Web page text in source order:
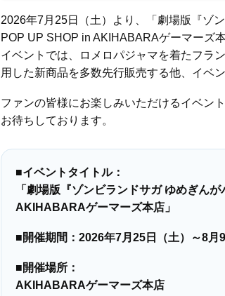
2026年7月25日（土）より、「劇場版『ゾ
POP UP SHOP in AKIHABARAゲーマーズ
イベントでは、ロメロパジャマを着たフラ
用した新商品を多数先行販売する他、イベ
ファンの皆様にお楽しみいただけるイベン
お待ちしております。
■イベントタイトル：
「劇場版『ゾンビランドサガ ゆめぎん
AKIHABARAゲーマーズ本店」
■開催期間：2026年7月25日（土）～8月9
■開催場所：
AKIHABARAゲーマーズ本店